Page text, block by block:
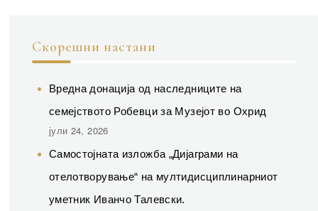
Скорешни настани
Вредна донација од наследниците на
семејството Робевци за Музејот во Охрид
јули 24, 2026
Самостојната изложба „Дијаграми на
отелотворување“ на мултидисциплинарниот
уметник Иванчо Талевски.